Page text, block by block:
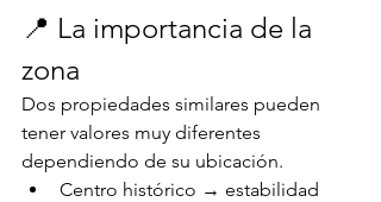
📍 La importancia de la
zona
Dos propiedades similares pueden
tener valores muy diferentes
dependiendo de su ubicación.
Centro histórico → estabilidad